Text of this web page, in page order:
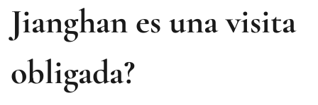
Jianghan es una visita
obligada?